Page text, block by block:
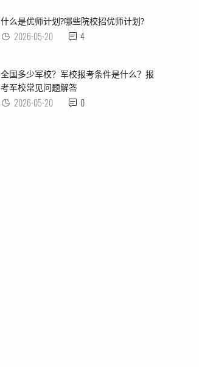
什么是优师计划?哪些院校招优师计划?
2026-05-20 4
全国多少军校？军校报考条件是什么？报
考军校常见问题解答
2026-05-20 0